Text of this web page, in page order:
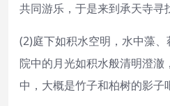
共同游乐，于是来到承天寺寻
(2)庭下如积水空明，水中藻
院中的月光如积水般清明澄澈
中，大概是竹子和柏树的影子